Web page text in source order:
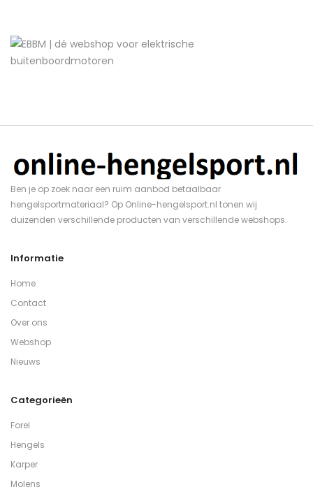
Ben je op zoek naar een ruim aanbod betaalbaar
hengelsportmateriaal? Op Online-hengelsport.nl tonen wij
duizenden verschillende producten van verschillende webshops.
Informatie
Home
Contact
Over ons
Webshop
Nieuws
Categorieën
Forel
Hengels
Karper
Molens